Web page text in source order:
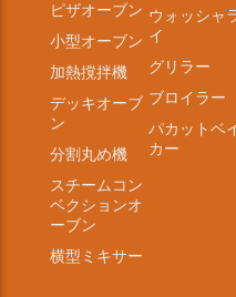
ピザオーブン
小型オーブン
加熱撹拌機
デッキオーブ
ン
分割丸め機
スチームコン
ベクションオ
ーブン
横型ミキサー
ウォッシャ
イ
グリラー
ブロイラー
パカットベ
カー